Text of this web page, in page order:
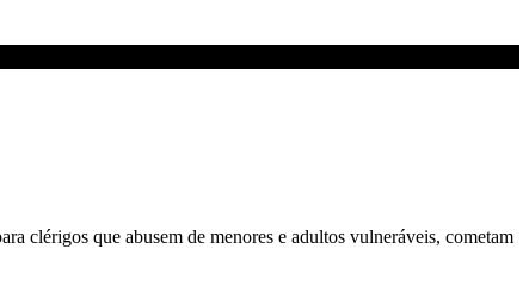
clérigos que abusem de menores e adultos vulneráveis, cometam